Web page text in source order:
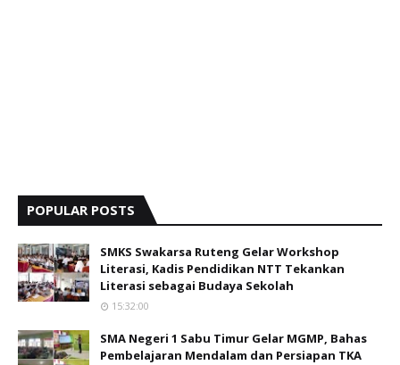
POPULAR POSTS
SMKS Swakarsa Ruteng Gelar Workshop
Literasi, Kadis Pendidikan NTT Tekankan
Literasi sebagai Budaya Sekolah
15:32:00
SMA Negeri 1 Sabu Timur Gelar MGMP, Bahas
Pembelajaran Mendalam dan Persiapan TKA